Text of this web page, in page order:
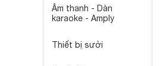
Âm thanh - Dàn
karaoke - Amply
Thiết bị sưởi